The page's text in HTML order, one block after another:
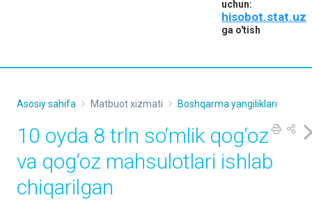
uchun:
hisobot.stat.uz
ga o'tish
Asosiy sahifa Matbuot xizmati Boshqarma yangiliklari
10 oyda 8 trln so‘mlik qog‘oz
va qog‘oz mahsulotlari ishlab
chiqarilgan